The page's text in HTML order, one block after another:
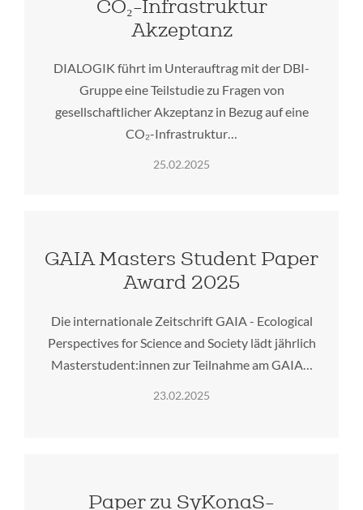
CO₂-Infrastruktur
Akzeptanz
DIALOGIK führt im Unterauftrag mit der DBI-
Gruppe eine Teilstudie zu Fragen von
gesellschaftlicher Akzeptanz in Bezug auf eine
CO₂-Infrastruktur…
25.02.2025
GAIA Masters Student Paper
Award 2025
Die internationale Zeitschrift GAIA - Ecological
Perspectives for Science and Society lädt jährlich
Masterstudent:innen zur Teilnahme am GAIA…
23.02.2025
Paper zu SyKonaS-